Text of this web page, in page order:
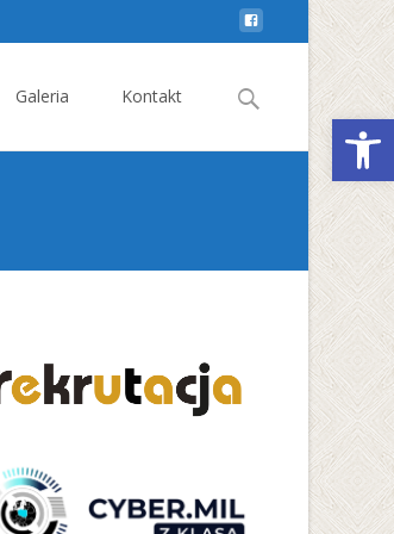
Galeria Kontakt
Search